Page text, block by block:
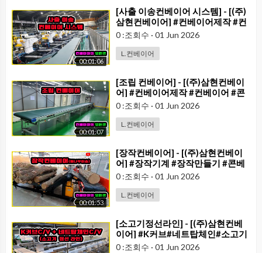
00:01:06
⁣[사출 이송컨베이어 시스템] - [(주)
삼현컨베이어] #컨베이어제작 #컨
베이어 #콘베어 #conveyor#컨베
이어벨트#콘베어벨트#콘베어제작
0 :조회수 · 01 Jun 2026
L.컨베이어
00:01:07
⁣[조립 컨베이어] - [(주)삼현컨베이
어] #컨베이어제작 #컨베이어 #콘
베어 #conveyor#컨베이어벨트#
콘베어벨트#콘베어제작
0 :조회수 · 01 Jun 2026
L.컨베이어
00:01:53
⁣[장작컨베이어] - [(주)삼현컨베이
어] #장작기계 #장작만들기 #콘베
어 #conveyor
0 :조회수 · 01 Jun 2026
L.컨베이어
⁣[소고기정선라인] - [(주)삼현컨베
이어] #K커브#네트탑체인#소고기
#정선작업
0 :조회수 · 01 Jun 2026